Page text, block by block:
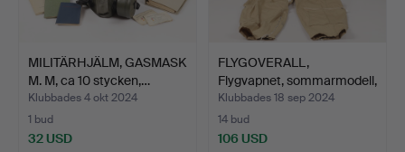
MILITÄRHJÄLM, GASMASK
M. M, ca 10 stycken,…
Klubbades 4 okt 2024
1 bud
32 USD
FLYGOVERALL,
Flygvapnet, sommarmodell,
bom…
Klubbades 18 sep 2024
14 bud
106 USD